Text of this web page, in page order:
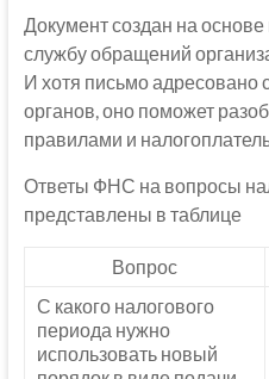
Документ создан на
службу обращений
И хотя письмо адресовано
органов, оно поможет
правилами и
Ответы ФНС на вопросы
представлены в таблице
Вопрос
С какого налогового
периода нужно
использовать новый